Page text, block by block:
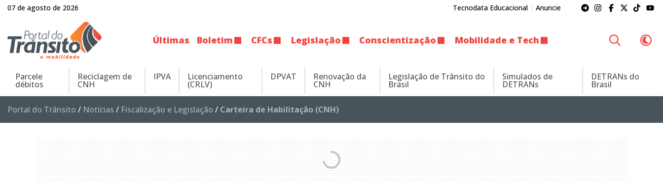
07 de agosto de 2026 Tecnodata Educacional Anuncie
Últimas Boletim CFCs Legislação Conscientização Mobilidade e Tech
Parcele
débitos
Reciclagem de
CNH
IPVA Licenciamento
(CRLV)
DPVAT Renovação da
CNH
Legislação de Trânsito do
Brasil
Simulados de
DETRANs
DETRANs do
Brasil
Portal do Trânsito / Notícias / Fiscalização e Legislação / Carteira de Habilitação (CNH)